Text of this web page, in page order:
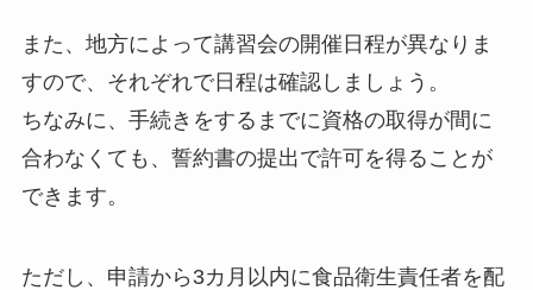
また、地方によって講習会の開催日程が異なりま
すので、それぞれで日程は確認しましょう。
ちなみに、手続きをするまでに資格の取得が間に
合わなくても、誓約書の提出で許可を得ることが
できます。
ただし、申請から3カ月以内に食品衛生責任者を配